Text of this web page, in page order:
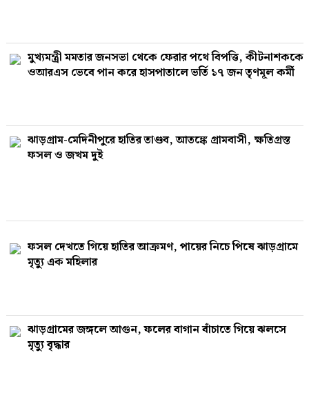
মুখ্যমন্ত্রী মমতার জনসভা থেকে ফেরার পথে বিপত্তি, কীটনাশককে
ওআরএস ভেবে পান করে হাসপাতালে ভর্তি ১৭ জন তৃণমূল কর্মী
ঝাড়গ্রাম-মেদিনীপুরে হাতির তাণ্ডব, আতঙ্কে গ্রামবাসী, ক্ষতিগ্রস্ত
ফসল ও জখম দুই
ফসল দেখতে গিয়ে হাতির আক্রমণ, পায়ের নিচে পিষে ঝাড়গ্রামে
মৃত্যু এক মহিলার
ঝাড়গ্রামের জঙ্গলে আগুন, ফলের বাগান বাঁচাতে গিয়ে ঝলসে
মৃত্যু বৃদ্ধার